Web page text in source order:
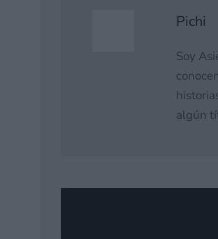
Pichi
Soy
algún